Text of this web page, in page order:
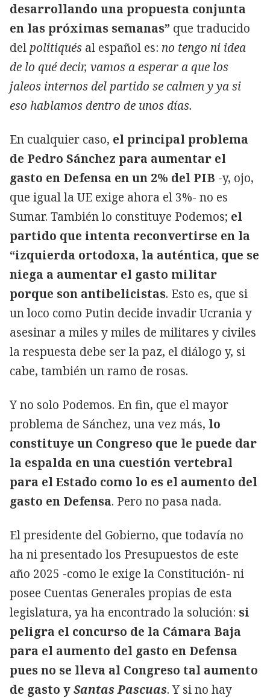
desarrollando una propuesta conjunta
en las próximas semanas” que traducido
del politiqués al español es: no tengo ni idea
de lo qué decir, vamos a esperar a que los
jaleos internos del partido se calmen y ya si
eso hablamos dentro de unos días.
En cualquier caso, el principal problema
de Pedro Sánchez para aumentar el
gasto en Defensa en un 2% del PIB -y, ojo,
que igual la UE exige ahora el 3%- no es
Sumar. También lo constituye Podemos; el
partido que intenta reconvertirse en la
“izquierda ortodoxa, la auténtica, que se
niega a aumentar el gasto militar
porque son antibelicistas. Esto es, que si
un loco como Putin decide invadir Ucrania y
asesinar a miles y miles de militares y civiles
la respuesta debe ser la paz, el diálogo y, si
cabe, también un ramo de rosas.
Y no solo Podemos. En fin, que el mayor
problema de Sánchez, una vez más, lo
constituye un Congreso que le puede dar
la espalda en una cuestión vertebral
para el Estado como lo es el aumento del
gasto en Defensa. Pero no pasa nada.
El presidente del Gobierno, que todavía no
ha ni presentado los Presupuestos de este
año 2025 -como le exige la Constitución- ni
posee Cuentas Generales propias de esta
legislatura, ya ha encontrado la solución: si
peligra el concurso de la Cámara Baja
para el aumento del gasto en Defensa
pues no se lleva al Congreso tal aumento
de gasto ySantas Pascuas. Y si no hay